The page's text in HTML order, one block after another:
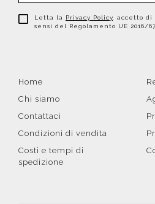
Letta la Privacy Policy , accetto
sensi del Regolamento UE 2016/
Home
Chi siamo
Contattaci
Condizioni di vendita
Costi e tempi di
spedizione